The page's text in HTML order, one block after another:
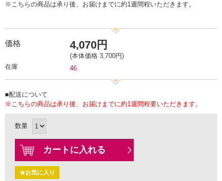
※こちらの商品は承り後、お届けまでに約1週間程いただきます。
価格 4,070円
(本体価格 3,700円)
在庫
46
■配送について
※こちらの商品は承り後、お届けまでに約1週間程要いただきます。
数量
カートに入れる
★お気に入り